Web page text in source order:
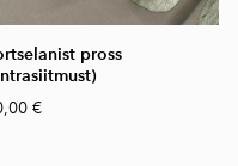
pross
€